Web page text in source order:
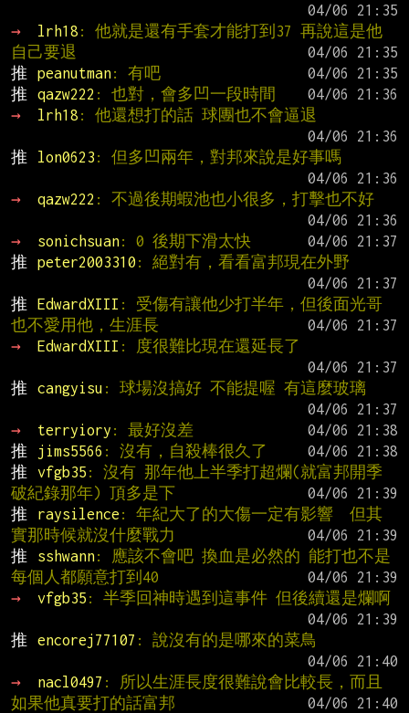
→
lrh18 : 他就是還有手套才能打到37 再說這是他
自己要退
推
peanutman: 有吧
推
qazw222 : 也對，會多凹一段時間
→
lrh18 : 他還想打的話 球團也不會逼退
推
lon0623 : 但多凹兩年，對邦來說是好事嗎
→
qazw222 : 不過後期蝦池也小很多，打擊也不好
→
sonichsuan: 0 後期下滑太快
推
peter2003310 : 絕對有，看看富邦現在外野
推
EdwardXIII : 受傷有讓他少打半年，但後面光哥
也不愛用他，生涯長
→
EdwardXIII : 度很難比現在還延長了
推
cangyisu : 球場沒搞好 不能提喔 有這麼玻璃
→
terryiory : 最好沒差
推
jims5566 : 沒有，自殺棒很久了
推
vfgb35 : 沒有 那年他上半季打超爛(就富邦開季
破紀錄那年) 頂多是下
推
raysilence : 年紀大了的大傷一定有影響  但其
實那時候就沒什麼戰力
推
sshwann: 應該不會吧 換血是必然的 能打也不是
每個人都願意打到40
→
vfgb35 : 半季回神時遇到這事件 但後續還是爛啊
推
encorej77107 : 說沒有的是哪來的菜鳥
→
nacl0497 : 所以生涯長度很難說會比較長，而且
如果他真要打的話富邦